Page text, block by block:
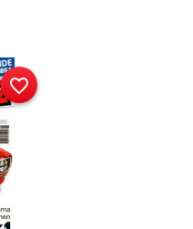
favorite_border